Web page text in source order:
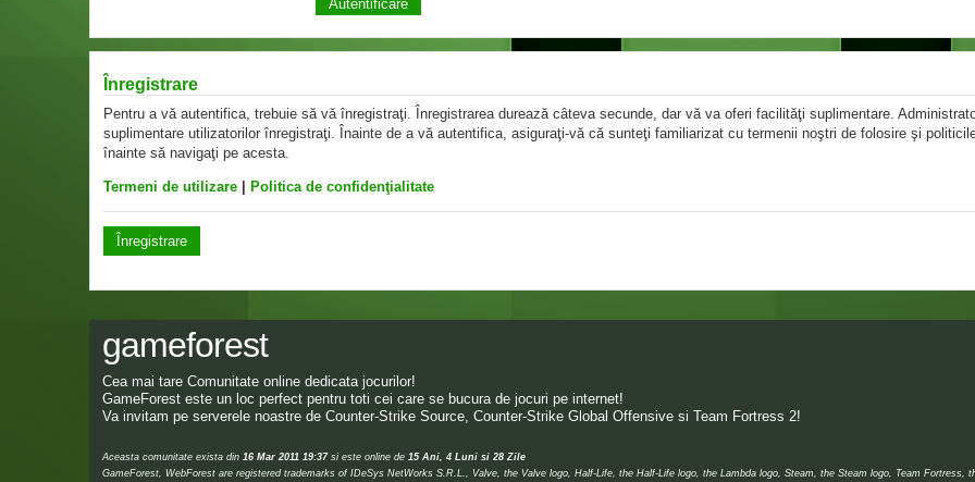
Înregistrare
Pentru a vă autentifica, trebuie să vă înregistraţi. Înregistrarea durează câteva secunde, dar vă va oferi facilităţi suplimentare.
suplimentare utilizatorilor înregistraţi. Înainte de a vă autentifica, asiguraţi-vă că sunteţi familiarizat cu termenii noştri de folosire şi
înainte să navigaţi pe acesta.
Termeni de utilizare Politica de confidenţialitate
Înregistrare
gameforest
Cea mai tare Comunitate online dedicata jocurilor!
GameForest este un loc perfect pentru toti cei care se bucura de jocuri pe internet!
Va invitam pe serverele noastre de Counter-Strike Source, Counter-Strike Global Offensive si Team Fortress 2!
Aceasta comunitate exista din 16 Mar 2011 19:37si este online de 15 Ani, 4 Luni si 28 Zile
GameForest, WebForest are registered trademarks of IDeSys NetWorks S.R.L., Valve, the Valve logo, Half-Life, the Half-Life logo, the Lambda logo, Steam, the Steam logo, Team Fortress,